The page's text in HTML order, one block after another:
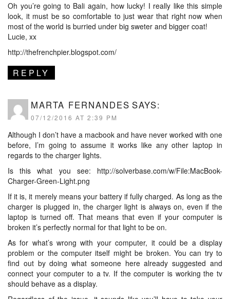
Oh you’re going to Bali again, how lucky! I really like this simple
look, it must be so comfortable to just wear that right now when
most of the world is burried under big sweter and bigger coat!
Lucie, xx
http://thefrenchpier.blogspot.com/
REPLY
MARTA FERNANDES SAYS:
07/12/2016 AT 2:39 PM
Although I don’t have a macbook and have never worked with one
before, I’m going to assume it works like any other laptop in
regards to the charger lights.
Is this what you see: http://solverbase.com/w/File:MacBook-
Charger-Green-Light.png
If it is, it merely means your battery if fully charged. As long as the
charger is plugged in, the charger light is always on, even if the
laptop is turned off. That means that even if your computer is
broken it’s perfectly normal for that light to be on.
As for what’s wrong with your computer, it could be a display
problem or the computer itself might be broken. You can try to
find out by doing what someone here already suggested and
connect your computer to a tv. If the computer is working the tv
should behave as a display.